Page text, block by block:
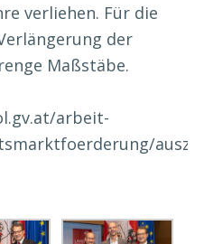
verliehen. Für die
der
Maßstäbe.
arbeit-